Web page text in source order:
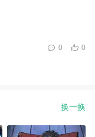
0
0
换一换